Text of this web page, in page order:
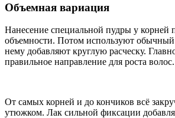
Объемная вариация
Нанесение специальной пудры у корней
объемности. Потом используют
нему добавляют круглую расческу.
правильное направление для роста волос.
От самых корней и до кончиков всё
утюжком. Лак сильной фиксации